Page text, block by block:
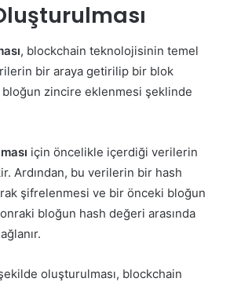
, blockchain teknolojisinin temel
bir araya getirilip bir blok
bloğun zincire eklenmesi şeklinde
için öncelikle içerdiği verilerin
Ardından, bu verilerin bir hash
şifrelenmesi ve bir önceki bloğun
bloğun hash değeri arasında
oluşturulması, blockchain